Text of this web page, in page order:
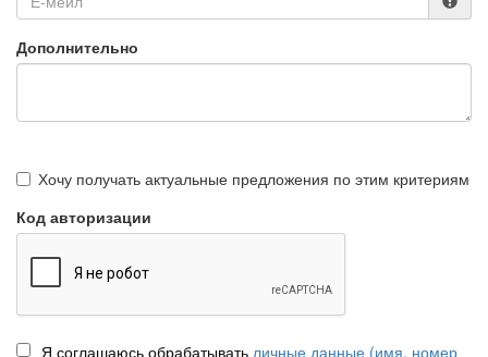
Дополнительно
Хочу получать актуальные предложения по этим критериям
Код авторизации
Я соглашаюсь обрабатывать личные данные (имя, номер